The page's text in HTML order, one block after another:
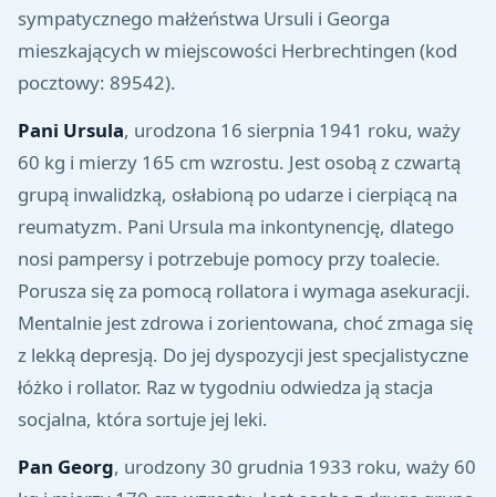
sympatycznego małżeństwa Ursuli i Georga
mieszkających w miejscowości Herbrechtingen (kod
pocztowy: 89542).
Pani Ursula, urodzona 16 sierpnia 1941 roku, waży
60 kg i mierzy 165 cm wzrostu. Jest osobą z czwartą
grupą inwalidzką, osłabioną po udarze i cierpiącą na
reumatyzm. Pani Ursula ma inkontynencję, dlatego
nosi pampersy i potrzebuje pomocy przy toalecie.
Porusza się za pomocą rollatora i wymaga asekuracji.
Mentalnie jest zdrowa i zorientowana, choć zmaga się
z lekką depresją. Do jej dyspozycji jest specjalistyczne
łóżko i rollator. Raz w tygodniu odwiedza ją stacja
socjalna, która sortuje jej leki.
Pan Georg, urodzony 30 grudnia 1933 roku, waży 60